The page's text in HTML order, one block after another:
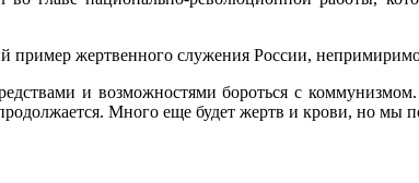
пример жертвенного служения России,
и возможностями бороться с
Много еще будет жертв и крови, но мы